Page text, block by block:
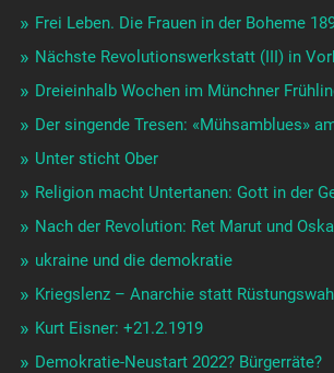
Frei Leben. Die Frauen in der Boheme
Nächste Revolutionswerkstatt (III) in
Dreieinhalb Wochen im Münchner
Der singende Tresen: «Mühsamblues»
Unter sticht Ober
Religion macht Untertanen: Gott in der
Nach der Revolution: Ret Marut und
ukraine und die demokratie
Kriegslenz – Anarchie statt
Kurt Eisner: +21.2.1919
Demokratie-Neustart 2022? Bürgerräte?